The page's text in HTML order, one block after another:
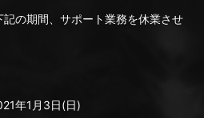
記の期間、サポート業務を休業させ
年1月3日(日)